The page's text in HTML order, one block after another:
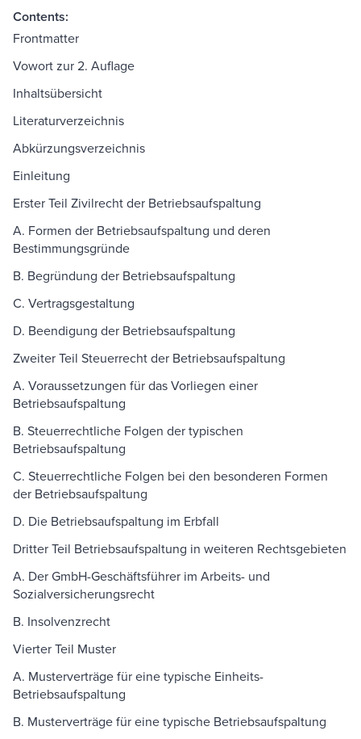
Contents:
Frontmatter
Vowort zur 2. Auflage
Inhaltsübersicht
Literaturverzeichnis
Abkürzungsverzeichnis
Einleitung
Erster Teil Zivilrecht der Betriebsaufspaltung
A. Formen der Betriebsaufspaltung und deren
Bestimmungsgründe
B. Begründung der Betriebsaufspaltung
C. Vertragsgestaltung
D. Beendigung der Betriebsaufspaltung
Zweiter Teil Steuerrecht der Betriebsaufspaltung
A. Voraussetzungen für das Vorliegen einer
Betriebsaufspaltung
B. Steuerrechtliche Folgen der typischen
Betriebsaufspaltung
C. Steuerrechtliche Folgen bei den besonderen Formen
der Betriebsaufspaltung
D. Die Betriebsaufspaltung im Erbfall
Dritter Teil Betriebsaufspaltung in weiteren Rechtsgebieten
A. Der GmbH-Geschäftsführer im Arbeits- und
Sozialversicherungsrecht
B. Insolvenzrecht
Vierter Teil Muster
A. Musterverträge für eine typische Einheits-
Betriebsaufspaltung
B. Musterverträge für eine typische Betriebsaufspaltung